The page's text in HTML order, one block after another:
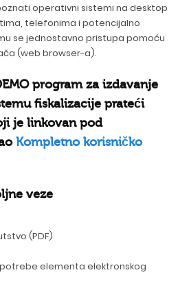
operativni sistemi na desktop
telefonima i potencijalno
se jednostavno pristupa pomoću
(web browser-a).
program za izdavanje
fiskalizacije prateći
je linkovan pod
Kompletno korisničko
veze
(PDF)
elementa elektronskog